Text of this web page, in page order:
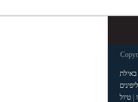
באילת
| טיול